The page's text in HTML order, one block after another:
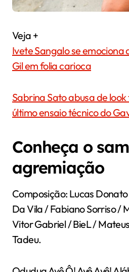
Veja +
Ivete Sangalo se
Gil em folia carioca
Sabrina Sato abusa de
último ensaio técnico do
Conheça o
agremiação
Composição: Lucas
Da Vila / Fabiano Sorriso /
Vitor Gabriel / BieL /
Tadeu.